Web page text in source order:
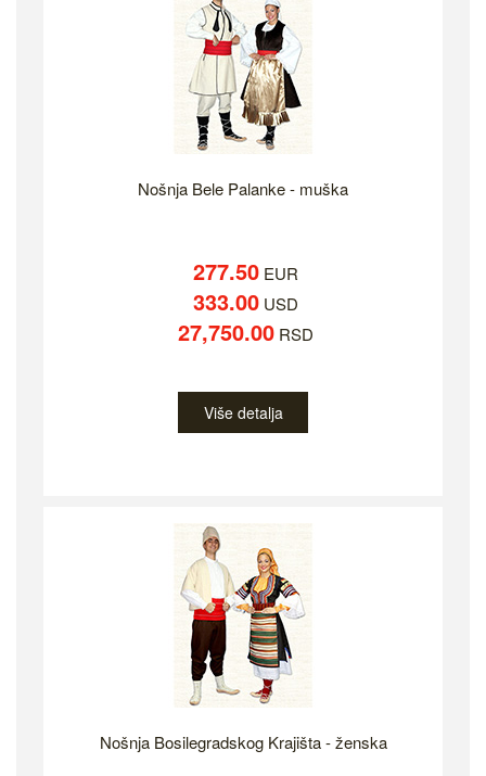
Nošnja Bele Palanke - muška
277.50 EUR
333.00 USD
27,750.00 RSD
Više detalja
Nošnja Bosilegradskog Krajišta - ženska